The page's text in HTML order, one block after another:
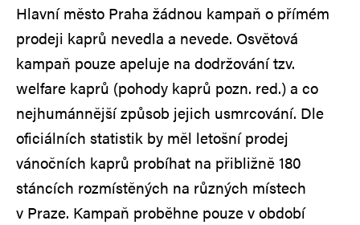
Hlavní město Praha žádnou kampaň o přímém
prodeji kaprů nevedla a nevede. Osvětová
kampaň pouze apeluje na dodržování tzv.
welfare kaprů (pohody kaprů pozn. red.) a co
nejhumánnější způsob jejich usmrcování. Dle
oficiálních statistik by měl letošní prodej
vánočních kaprů probíhat na přibližně 180
stáncích rozmístěných na různých místech
v Praze. Kampaň proběhne pouze v období